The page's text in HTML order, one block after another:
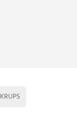
KRUPS